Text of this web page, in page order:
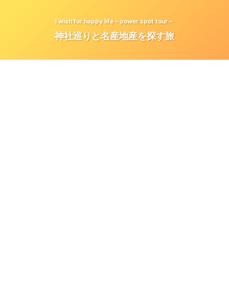
I wish for happy life～power spot tour～
神社巡りと名産地産を探す旅